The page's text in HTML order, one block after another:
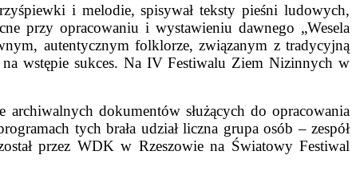
i melodie, spisywał teksty pieśni ludowych,
przy opracowaniu i wystawieniu dawnego „Wesela
autentycznym folklorze, związanym z tradycyjną
wstępie sukces. Na IV Festiwalu Ziem Nizinnych w
archiwalnych dokumentów służących do opracowania
tych brała udział liczna grupa osób – zespół
przez WDK w Rzeszowie na Światowy Festiwal